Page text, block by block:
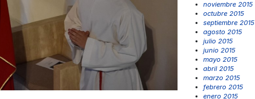
noviembre 2015
octubre 2015
septiembre 2015
agosto 2015
julio 2015
junio 2015
mayo 2015
abril 2015
marzo 2015
febrero 2015
enero 2015